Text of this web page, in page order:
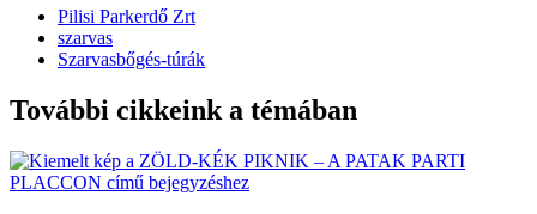
Pilisi Parkerdő Zrt
szarvas
Szarvasbőgés-túrák
További cikkeink a témában